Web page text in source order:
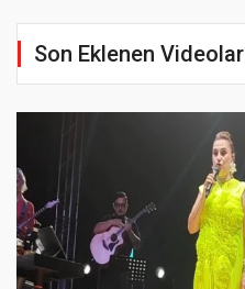
Son Eklenen Videolar